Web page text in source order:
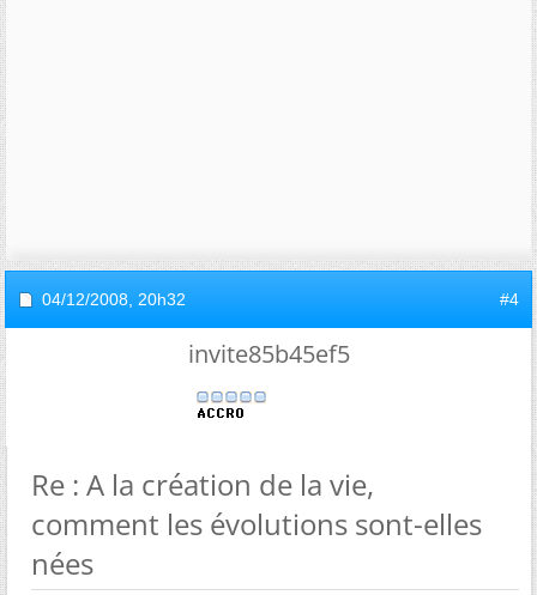
04/12/2008, 20h32 #4
invite85b45ef5
Re : A la création de la vie,
comment les évolutions sont-elles
nées